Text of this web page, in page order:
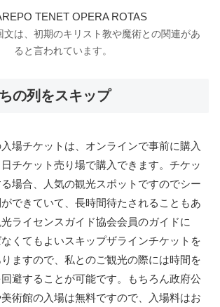
文は、初期のキリスト教や魔術との関連があ
ると言われています。
の列をスキップ
場チケットは、オンラインで事前に購入
チケット売り場で購入できます。チケッ
場合、人気の観光スポットですのでシー
できていて、長時間待たされることもあ
ライセンスガイド協会会員のガイドに
くてもよいスキップザラインチケットを
ますので、私とのご観光の際には時間を
避することが可能です。もちろん政府公
術館の入場は無料ですので、入場料はお